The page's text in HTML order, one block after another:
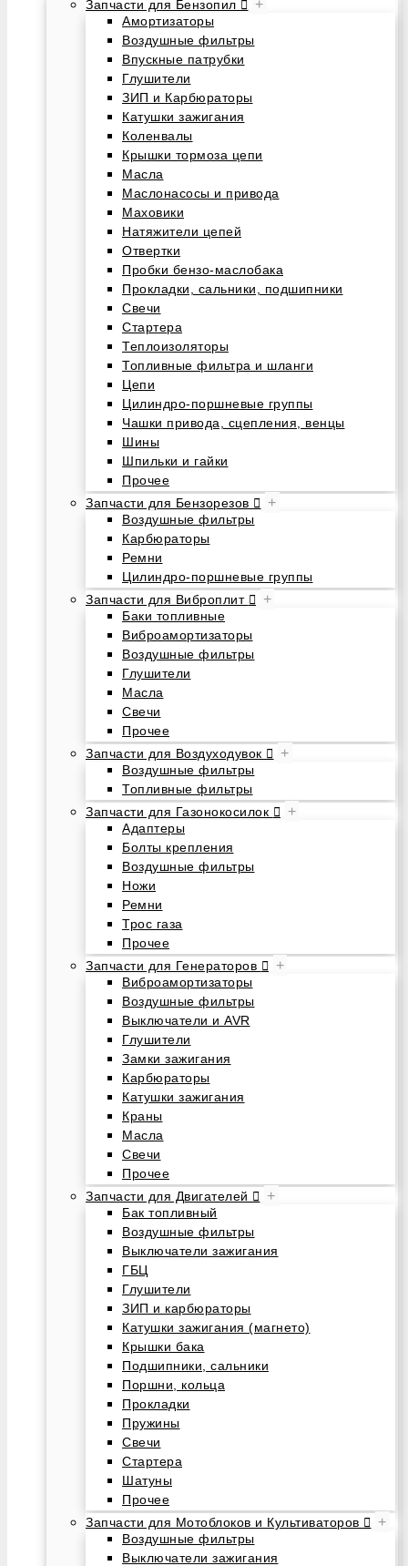
Запчасти для Бензопил +
Амортизаторы
Воздушные фильтры
Впускные патрубки
Глушители
ЗИП и Карбюраторы
Катушки зажигания
Коленвалы
Крышки тормоза цепи
Масла
Маслонасосы и привода
Маховики
Натяжители цепей
Отвертки
Пробки бензо-маслобака
Прокладки, сальники, подшипники
Свечи
Стартера
Теплоизоляторы
Топливные фильтра и шланги
Цепи
Цилиндро-поршневые группы
Чашки привода, сцепления, венцы
Шины
Шпильки и гайки
Прочее
Запчасти для Бензорезов
+
Воздушные фильтры
Карбюраторы
Ремни
Цилиндро-поршневые группы
Запчасти для Виброплит
+
Баки топливные
Виброамортизаторы
Воздушные фильтры
Глушители
Масла
Свечи
Прочее
Запчасти для Воздуходувок
+
Воздушные фильтры
Топливные фильтры
Запчасти для Газонокосилок
+
Адаптеры
Болты крепления
Воздушные фильтры
Ножи
Ремни
Трос газа
Прочее
Запчасти для Генераторов
+
Виброамортизаторы
Воздушные фильтры
Выключатели и AVR
Глушители
Замки зажигания
Карбюраторы
Катушки зажигания
Краны
Масла
Свечи
Прочее
Запчасти для Двигателей
+
Бак топливный
Воздушные фильтры
Выключатели зажигания
ГБЦ
Глушители
ЗИП и карбюраторы
Катушки зажигания (магнето)
Крышки бака
Подшипники, сальники
Поршни, кольца
Прокладки
Пружины
Свечи
Стартера
Шатуны
Прочее
Запчасти для Мотоблоков и Культиваторов
+
Воздушные фильтры
Выключатели зажигания